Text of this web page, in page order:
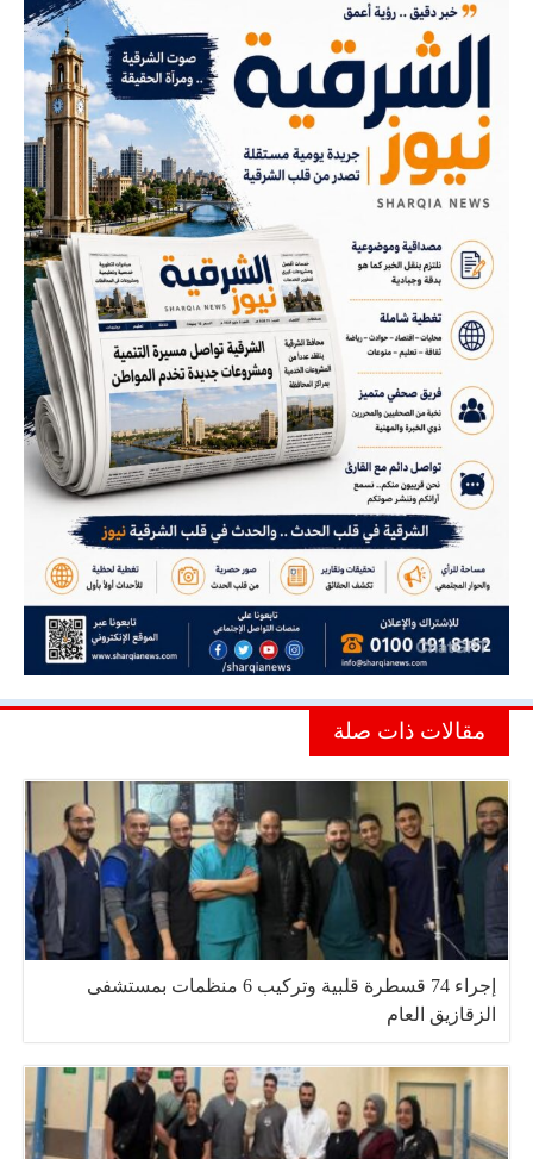
مقالات ذات صلة
إجراء 74 قسطرة قلبية وتركيب 6 منظمات بمستشفى
الزقازيق العام